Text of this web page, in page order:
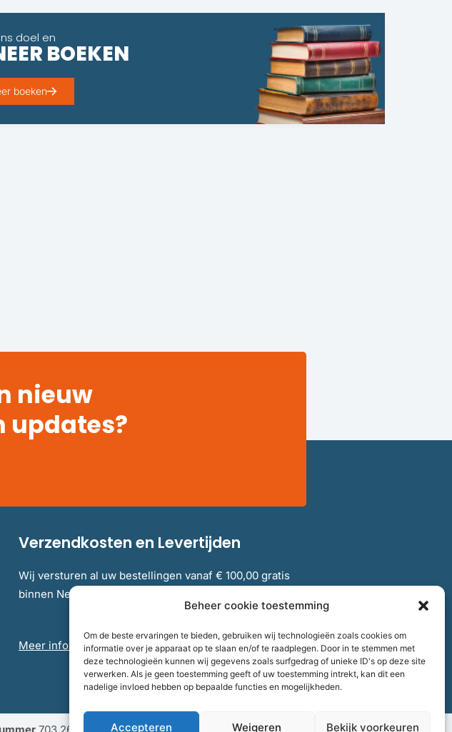
Beheer cookie toestemming
Om de beste ervaringen te bieden, gebruiken wij technologieën zoals cookies om
informatie over je apparaat op te slaan en/of te raadplegen. Door in te stemmen met
deze technologieën kunnen wij gegevens zoals surfgedrag of unieke ID's op deze site
verwerken. Als je geen toestemming geeft of uw toestemming intrekt, kan dit een
nadelige invloed hebben op bepaalde functies en mogelijkheden.
Accepteren Weigeren Bekijk voorkeuren
doel en
BOEKEN
boeken
nieuw
updates?
Verzendkosten en Levertijden
Wij versturen al uw bestellingen vanaf € 100,00 gratis
binnen Nederland en België.
Meer informatie over verzendkosten en levertijden
703 267 54 | Fiscaalnummer 858264237